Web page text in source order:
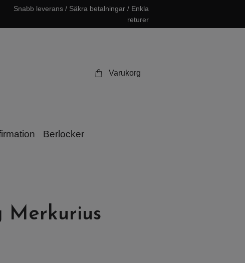
Snabb leverans / Säkra betalningar / Enkla
returer
Varukorg
Berlocker
Merkurius